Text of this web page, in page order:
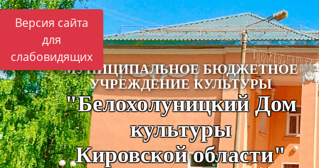
Версия сайта
для
слабовидящих
МУНИЦИПАЛЬНОЕ БЮДЖЕТНОЕ
УЧРЕЖДЕНИЕ КУЛЬТУРЫ
"Белохолуницкий Дом
культуры
Кировской области"